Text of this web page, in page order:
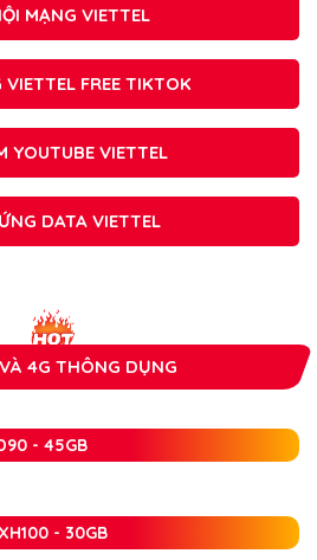
MẠNG VIETTEL
VIETTEL FREE TIKTOK
YOUTUBE VIETTEL
DATA VIETTEL
4G THÔNG DỤNG
- 45GB
- 30GB